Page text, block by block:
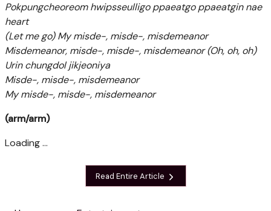
Pokpungcheoreom hwipsseulligo ppaeatgo ppaeatgin nae
heart
(Let me go) My misde-, misde-, misdemeanor
Misdemeanor, misde-, misde-, misdemeanor (Oh, oh, oh)
Urin chungdol jikjeoniya
Misde-, misde-, misdemeanor
My misde-, misde-, misdemeanor
(arm/arm)
Loading ...
Read Entire Article